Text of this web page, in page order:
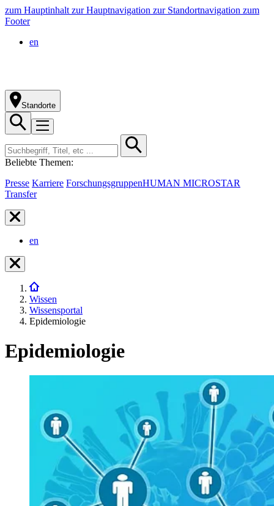
zum Hauptinhalt zur Hauptnavigation zur Standortnavigation zum
Footer
en
Standorte
Beliebte Themen:
Presse Karriere ForschungsgruppenHUMAN MICROSTAR
Transfer
en
Wissen
Wissensportal
Epidemiologie
Epidemiologie